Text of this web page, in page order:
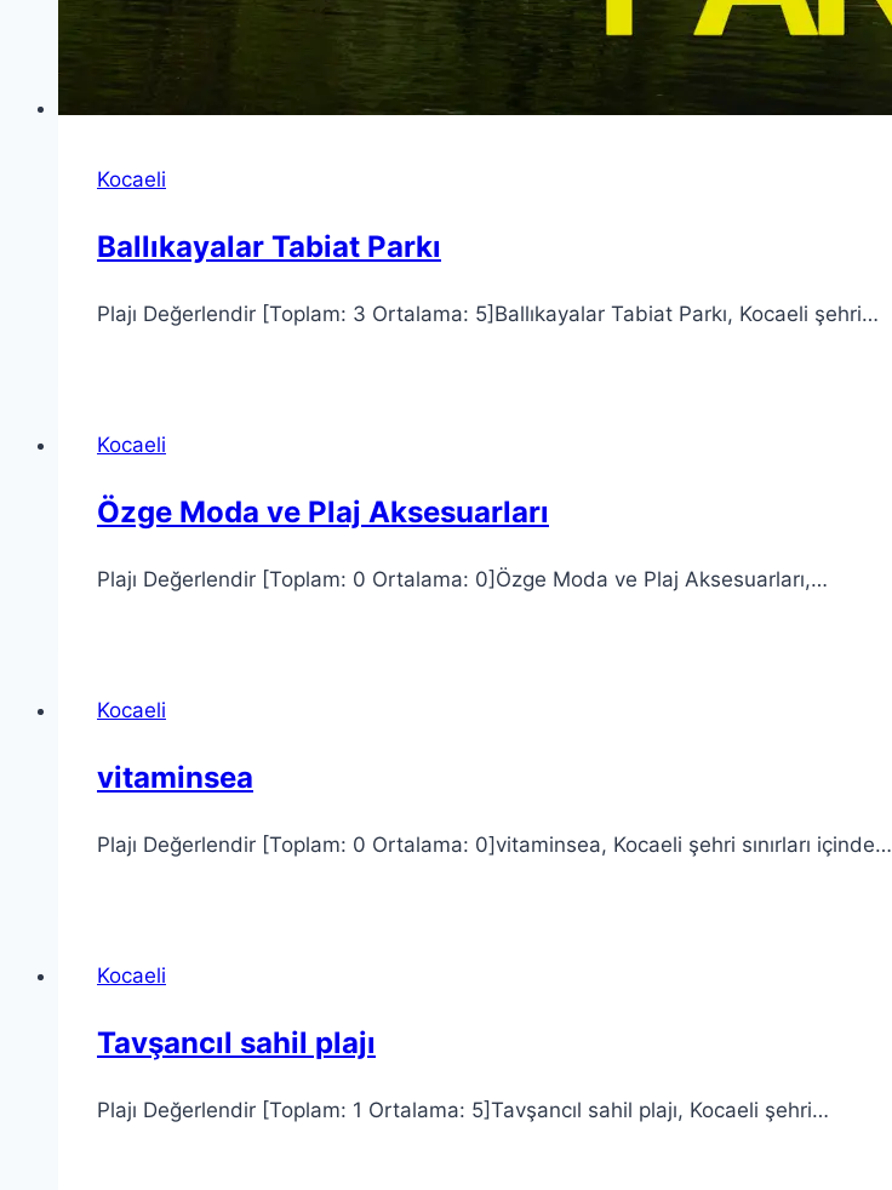
Kocaeli
Ballıkayalar Tabiat Parkı
Plajı Değerlendir [Toplam: 3 Ortalama: 5]Ballıkayalar Tabiat Parkı, Kocaeli şehri…
Kocaeli
Özge Moda ve Plaj Aksesuarları
Plajı Değerlendir [Toplam: 0 Ortalama: 0]Özge Moda ve Plaj Aksesuarları,…
Kocaeli
vitaminsea
Plajı Değerlendir [Toplam: 0 Ortalama: 0]vitaminsea, Kocaeli şehri sınırları içinde…
Kocaeli
Tavşancıl sahil plajı
Plajı Değerlendir [Toplam: 1 Ortalama: 5]Tavşancıl sahil plajı, Kocaeli şehri…